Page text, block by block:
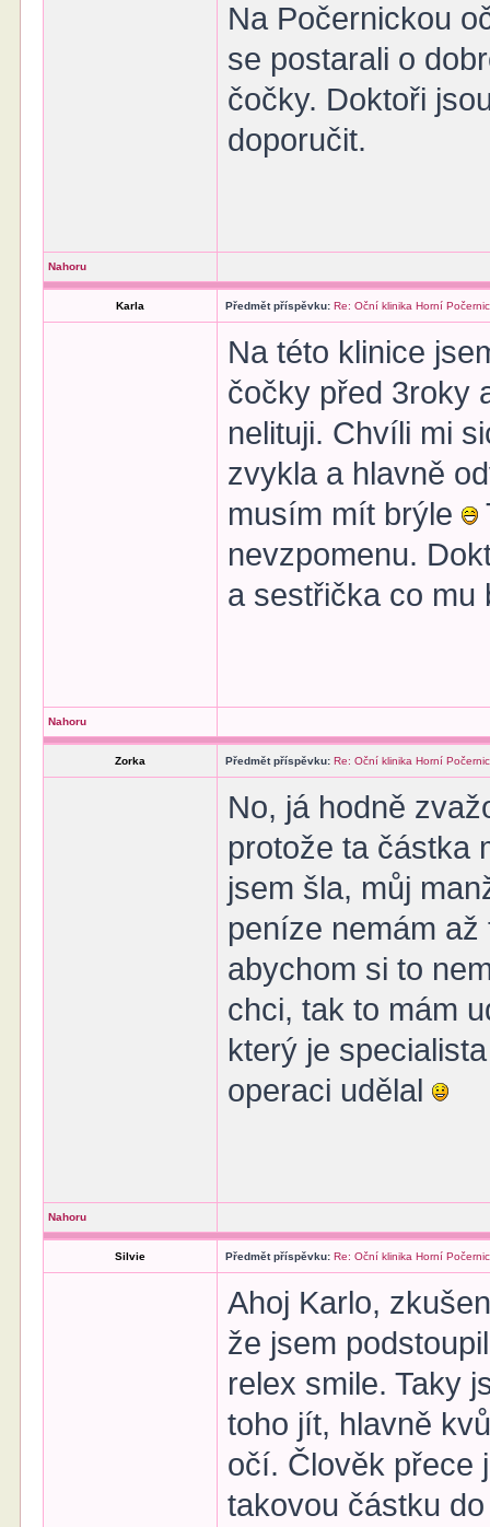
Na Počernickou
se postarali o
čočky. Doktoři
doporučit.
Nahoru
Karla Předmět příspěvku: Re: Oční klinika Horní
Na této klinice
čočky před 3roky
nelituji. Chvíli mi
zvykla a hlavně
musím mít brýle
nevzpomenu.
a sestřička co mu
Nahoru
Zorka Předmět příspěvku: Re: Oční klinika Horní
No, já hodně
protože ta částka
jsem šla, můj
peníze nemám
abychom si to
chci, tak to mám
který je
operaci udělal
Nahoru
Silvie Předmět příspěvku: Re: Oční klinika Horní
Ahoj Karlo,
že jsem
relex smile. Taky
toho jít, hlavně
očí. Člověk přece
takovou částku